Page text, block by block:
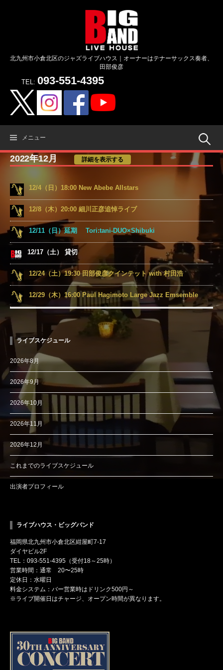
北九州市小倉北区のジャズライブハウス｜オーナーはテナーサックス奏者、
田部俊彦
TEL: 093-551-4395
メニュー 検
索:
2022年12月 詳細を表示する
12/4（日）18:00 New Abebe Allstars
12/8（木）20:00 細川正彦追悼ライブ
12/11（日）延期 Tori:tani-DUO×Shibuki
12/17（土） 貸切
12/24（土）19:30 田部俊彦クインテット with 村田浩
12/29（木）16:00 Paul Hagimoto Large Jazz Emsemble
ライブスケジュール
2026年8月
2026年9月
2026年10月
2026年11月
2026年12月
これまでのライブスケジュール
出演者プロフィール
ライブハウス・ビッグバンド
福岡県北九州市小倉北区紺屋町7-17
ダイヤビル2F
TEL：093-551-4395（受付18～25時）
営業時間：通常 20〜25時
定休日：水曜日
料金システム：バー営業時はドリンク500円～
※ライブ開催日はチャージ、オープン時間が異なります。